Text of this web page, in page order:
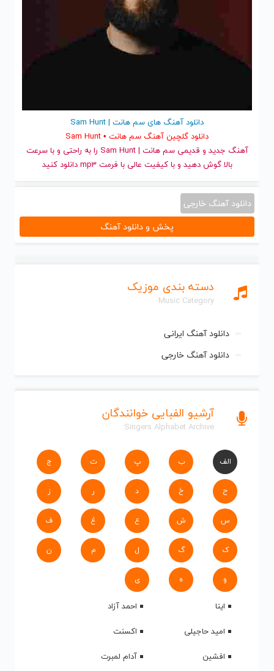
دسته بندی موزیک
Music Category
دانلود آهنگ ایرانی
دانلود آهنگ خارجی
آرشیو الفبایی خوانندگان
Singers Alphabet Archive
الف ب پ ت ج
ح خ د ر ز
س ش ع غ ف
ک گ ل م ن
و ه ی
اینا
احمد آزاد
امید حاجیلی
اکسنت
افشین
آدام لمبرت
دانلود آهنگ های سم هانت | Sam Hunt
دانلود گلچین آهنگ سم هانت • Sam Hunt
آهنگ جدید
و قدیمی سم هانت | Sam Hunt را به راحتی و با سرعت
بالا گوش دهید و با کیفیت عالی با فرمت mp3 دانلود کنید
دانلود آهنگ خارجی
پخش و دانلود آهنگ